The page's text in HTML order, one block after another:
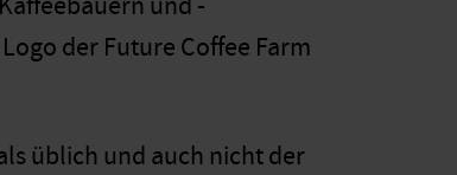
der Future Coffee Farm
üblich und auch nicht der